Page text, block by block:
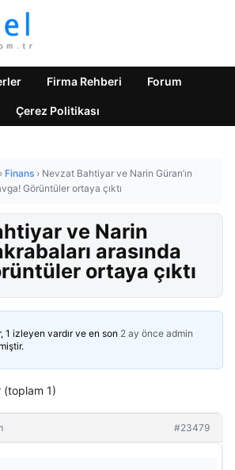
Firma Rehberi Forum
Çerez Politikası
› Finans › Nevzat Bahtiyar ve Narin Güran’ın
Görüntüler ortaya çıktı
ve Narin
arasında
ortaya çıktı
1 izleyen vardır ve en son 2 ay önce admin
(toplam 1)
#23479